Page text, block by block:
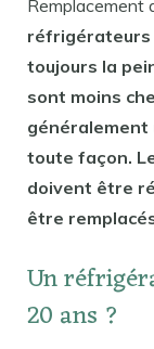
Remplacement
réfrigérateurs
toujours la
sont moins
généralement
toute façon.
doivent être
être
Un
20 ans ?